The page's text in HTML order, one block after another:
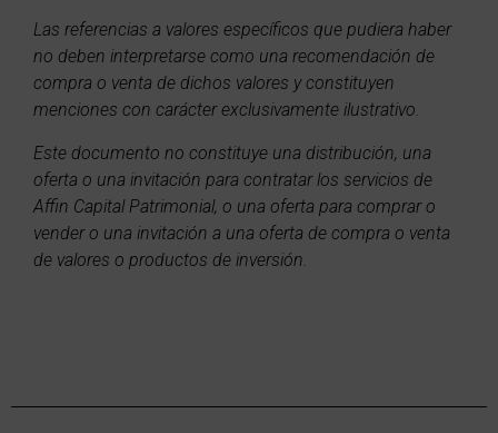
Las referencias a valores específicos que pudiera haber
no deben interpretarse como una recomendación de
compra o venta de dichos valores y constituyen
menciones con carácter exclusivamente ilustrativo.
Este documento no constituye una distribución, una
oferta o una invitación para contratar los servicios de
Affin Capital Patrimonial, o una oferta para comprar o
vender o una invitación a una oferta de compra o venta
de valores o productos de inversión.